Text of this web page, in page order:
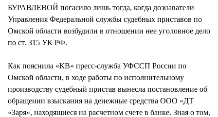
БУРАВЛЕВОЙ погасило лишь тогда, когда дознаватели
Управления Федеральной службы судебных приставов по
Омской области возбудили в отношении нее уголовное дело
по ст. 315 УК РФ.
Как пояснила «КВ» пресс-служба УФССП России по
Омской области, в ходе работы по исполнительному
производству судебный пристав вынесла постановление об
обращении взыскания на денежные средства ООО «ДТ
«Заря», находящиеся на расчетном счете в банке. Зная о том,